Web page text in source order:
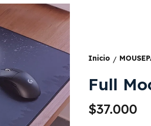
Inicio /
Full
$37.000